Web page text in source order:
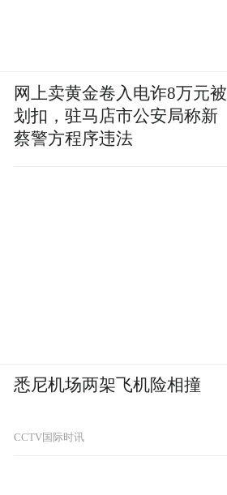
网上卖黄金卷入电诈8万元被
划扣，驻马店市公安局称新
蔡警方程序违法
悉尼机场两架飞机险相撞
CCTV国际时讯